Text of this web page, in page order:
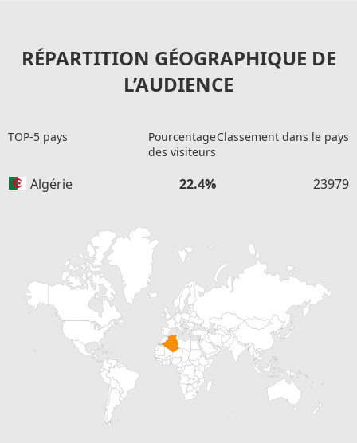
RÉPARTITION GÉOGRAPHIQUE DE
L’AUDIENCE
TOP-5 pays
Pourcentage
des visiteurs
Classement dans le pays
Algérie 22.4% 23979